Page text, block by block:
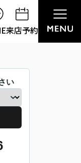
来店予約
い